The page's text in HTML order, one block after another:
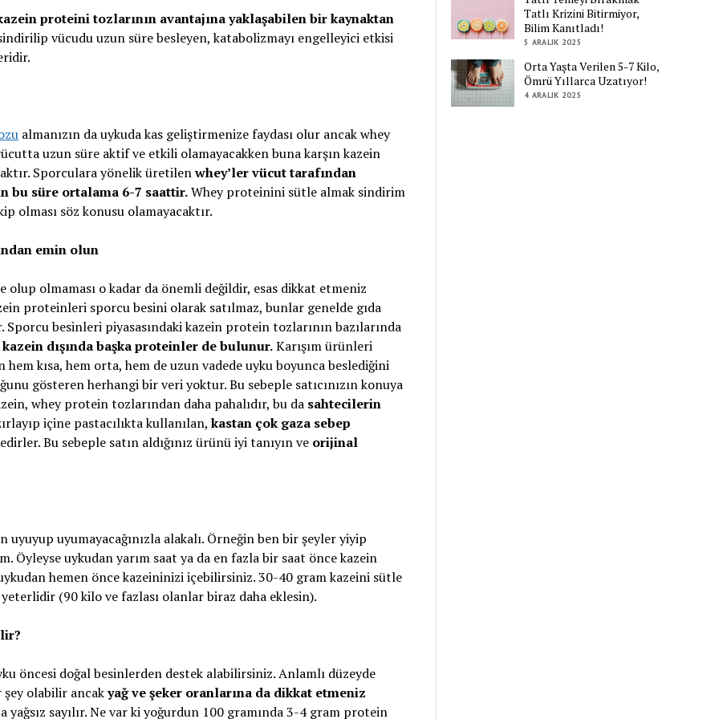
proteini tozlarının avantajına yaklaşabilen bir kaynaktan
vücudu uzun süre besleyen, katabolizmayı engelleyici etkisi
almanızın da uykuda kas geliştirmenize faydası olur ancak whey
uzun süre aktif ve etkili olamayacakken buna karşın kazein
Sporculara yönelik üretilenwhey’ler vücut tarafından
bu süre ortalama 6-7 saattir.Whey proteinini sütle almak sindirim
olması söz konusu olamayacaktır.
emin olun
olmaması o kadar da önemli değildir, esas dikkat etmeniz
proteinleri sporcu besini olarak satılmaz, bunlar genelde gıda
Sporcu besinleri piyasasındaki kazein protein tozlarının bazılarında
dışında başka proteinler de bulunur.Karışım ürünleri
kısa, hem orta, hem de uzun vadede uyku boyunca beslediğini
gösteren herhangi bir veri yoktur. Bu sebeple satıcınızın konuya
whey protein tozlarından daha pahalıdır, bu da sahtecilerin
içine pastacılıkta kullanılan,kastan çok gaza sebep
Bu sebeple satın aldığınız ürünü iyi tanıyın ve orijinal
uyuyup uyumayacağınızla alakalı. Örneğin ben bir şeyler yiyip
uykudan yarım saat ya da en fazla bir saat önce kazein
hemen önce kazeininizi içebilirsiniz. 30-40 gram kazeini sütle
(90 kilo ve fazlası olanlar biraz daha eklesin).
öncesi doğal besinlerden destek alabilirsiniz. Anlamlı düzeyde
şey olabilir ancakyağ ve şeker oranlarına da dikkat etmeniz
sayılır. Ne var ki yoğurdun 100 gramında 3-4 gram protein
Tatlı Krizini Bitirmiyor,
Bilim Kanıtladı!
5 ARALIK 2025
Orta Yaşta Verilen 5-7 Kilo,
Ömrü Yıllarca Uzatıyor!
4 ARALIK 2025